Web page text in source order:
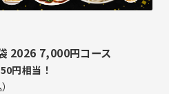
2026 7,000円コース
円相当！